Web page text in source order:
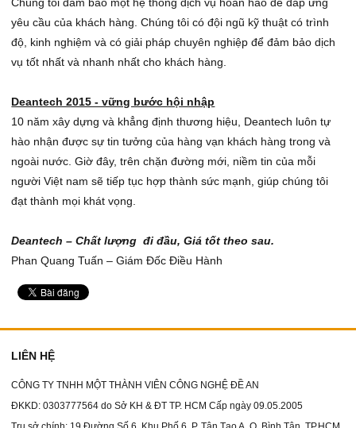
Dây cáp VGA, HDMI
Chân đế Camera
Ổ cứng, thẻ nhớ
Nguồn camera
Micro thu âm thanh
Bàn Điều Khiển PTZ
Sản Phẩm Bán Chạy
yêu cầu của khách hàng. Chúng tôi có đội ngũ kỹ thuật có trình
độ, kinh nghiệm và có giải pháp chuyên nghiệp để đảm bảo dịch
vụ tốt nhất và nhanh nhất cho khách hàng.
Deantech 2015 - vững bước hội nhập
10 năm xây dựng và khẳng định thương hiệu, Deantech luôn tự
hào nhận được sự tin tưởng của hàng vạn khách hàng trong và
ngoài nước. Giờ đây, trên chặn đường mới, niềm tin của mỗi
người Việt nam sẽ tiếp tục hợp thành sức mạnh, giúp chúng tôi
đạt thành mọi khát vọng.
Deantech – Chất lượng đi đầu, Giá tốt theo sau.
Phan Quang Tuấn – Giám Đốc Điều Hành
LIÊN HỆ
CÔNG TY TNHH MỘT THÀNH VIÊN CÔNG NGHỆ ĐỀ AN
ĐKKD: 0303777564 do Sở KH & ĐT TP. HCM Cấp ngày 09.05.2005